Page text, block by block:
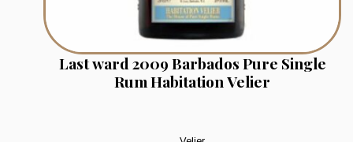
Last ward 2009 Barbados Pure Single
Rum Habitation Velier